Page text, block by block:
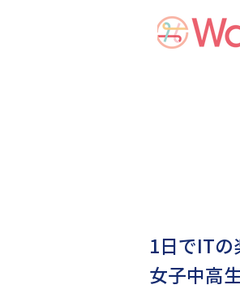
1日でITの
女子中高